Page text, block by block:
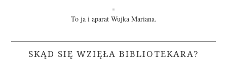
To ja i aparat Wujka Mariana.
SKĄD SIĘ WZIĘŁA BIBLIOTEKARA?